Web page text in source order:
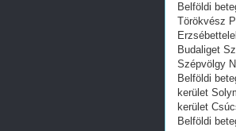
Belföldi
Törökvész
Budaliget
Szépvölgy
Belföldi
kerület
kerület
Belföldi